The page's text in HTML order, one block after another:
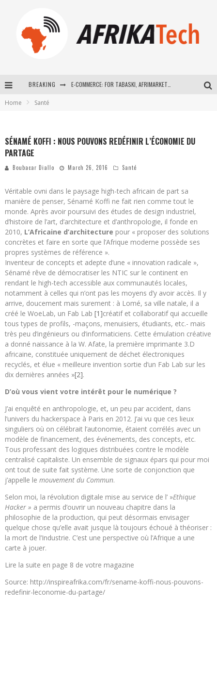
BREAKING
How Technology Has Changed Sports
Home Santé
SÉNAMÉ KOFFI : NOUS POUVONS REDÉFINIR L’ÉCONOMIE DU
PARTAGE
Boubacar Diallo March 26, 2016 Santé
Véritable ovni dans le paysage high-tech africain de part sa
manière de penser, Sénamé Koffi ne fait rien comme tout le
monde. Après avoir poursuivi des études de design industriel,
d’histoire de l’art, d’architecture et d’anthropologie, il fonde en
2010, L’Africaine d’architecture pour « proposer des solutions
concrètes et faire en sorte que l’Afrique moderne possède ses
propres systèmes de référence ».
Inventeur de concepts et adepte d’une « innovation radicale »,
Sénamé rêve de démocratiser les NTIC sur le continent en
rendant le high-tech accessible aux communautés locales,
notamment à celles qui n’ont pas les moyens d’y avoir accès. Il y
arrive, doucement mais surement : à Lomé, sa ville natale, il a
créé le WoeLab, un Fab Lab [1]créatif et collaboratif qui accueille
tous types de profils, -maçons, menuisiers, étudiants, etc.- mais
très peu d’ingénieurs ou d’informaticiens. Cette émulation créative
a donné naissance à la W. Afate, la première imprimante 3.D
africaine, constituée uniquement de déchet électroniques
recyclés, et élue « meilleure invention sortie d’un Fab Lab sur les
dix dernières années »[2].
D’où vous vient votre intérêt pour le numérique ?
J’ai enquêté en anthropologie, et, un peu par accident, dans
l’univers du hackerspace à Paris en 2012. J’ai vu que ces lieux
singuliers où on célébrait l’autonomie, étaient corrélés avec un
modèle de financement, des événements, des concepts, etc.
Tous professant des logiques distribuées contre le modèle
centralisé capitaliste. Un ensemble de signaux épars qui pour moi
ont tout de suite fait système. Une sorte de conjonction que
j’appelle le mouvement du Commun.
Selon moi, la révolution digitale mise au service de l’ »Ethique
Hacker » a permis d’ouvrir un nouveau chapitre dans la
philosophie de la production, qui peut désormais envisager
quelque chose qu’elle avait jusque là toujours échoué à théoriser :
la mort de l’Industrie. C’est une perspective où l’Afrique a une
carte à jouer.
Lire la suite en page 8 de votre magazine
Source: http://inspireafrika.com/fr/sename-koffi-nous-pouvons-
redefinir-leconomie-du-partage/